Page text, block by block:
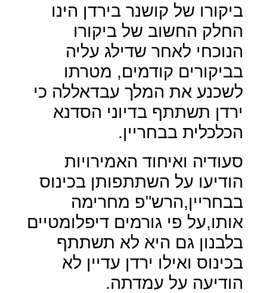
ביקורו של קושנר בירדן הינו
החלק החשוב של ביקורו
הנוכחי לאחר שדילג עליה
בביקורים קודמים, מטרתו
לשכנע את המלך עבדאללה כי
ירדן תשתתף בדיוני הסדנא
הכלכלית בבחריין.
סעודיה ואיחוד האמירויות
הודיעו על השתתפותן בכינוס
בבחריין,הרש"פ מחרימה
אותו,על פי גורמים דיפלומטיים
בלבנון גם היא לא תשתתף
בכינוס ואילו ירדן עדיין לא
הודיעה על עמדתה.